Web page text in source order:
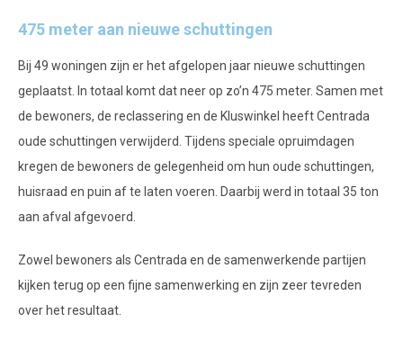
475 meter aan nieuwe schuttingen
Bij 49 woningen zijn er het afgelopen jaar nieuwe schuttingen
geplaatst. In totaal komt dat neer op zo’n 475 meter. Samen met
de bewoners, de reclassering en de Kluswinkel heeft Centrada
oude schuttingen verwijderd. Tijdens speciale opruimdagen
kregen de bewoners de gelegenheid om hun oude schuttingen,
huisraad en puin af te laten voeren. Daarbij werd in totaal 35 ton
aan afval afgevoerd.
Zowel bewoners als Centrada en de samenwerkende partijen
kijken terug op een fijne samenwerking en zijn zeer tevreden
over het resultaat.